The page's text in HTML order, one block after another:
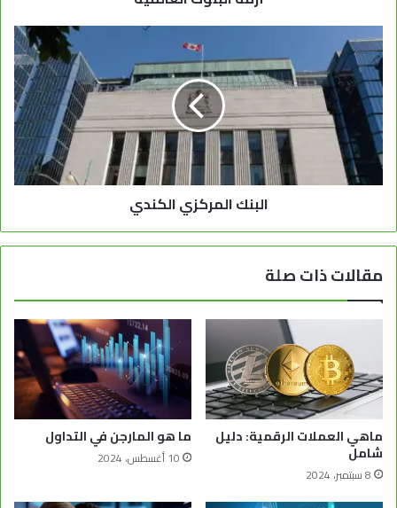
البنك المركزي الكندي
مقالات ذات صلة
ماهي العملات الرقمية: دليل
شامل
8 سبتمبر، 2024
ما هو المارجن في التداول
10 أغسطس، 2024